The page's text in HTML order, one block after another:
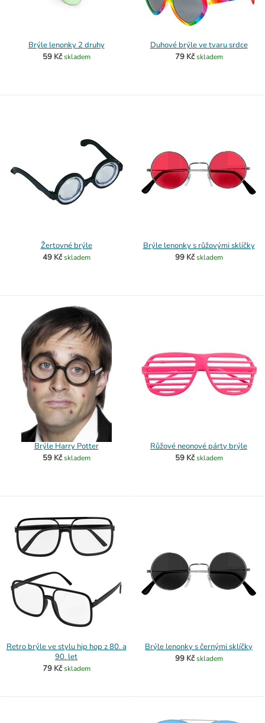
Brýle lenonky 2 druhy
59 Kč skladem
Duhové brýle ve tvaru srdce
79 Kč skladem
Žertovné brýle
49 Kč skladem
Brýle lenonky s růžovými sklíčky
99 Kč skladem
Brýle Harry Potter
59 Kč skladem
Růžové neonové párty brýle
59 Kč skladem
Retro brýle ve stylu hip hop z 80. a
90. let
79 Kč skladem
Brýle lenonky s černými sklíčky
99 Kč skladem